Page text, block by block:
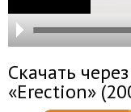
Скачать
«Erection»